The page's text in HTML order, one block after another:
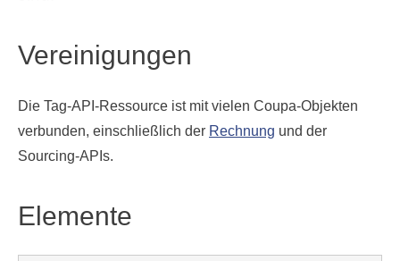
Vereinigungen
Die Tag-API-Ressource ist mit vielen Coupa-Objekten
verbunden, einschließlich der Rechnung und der
Sourcing-APIs.
Elemente